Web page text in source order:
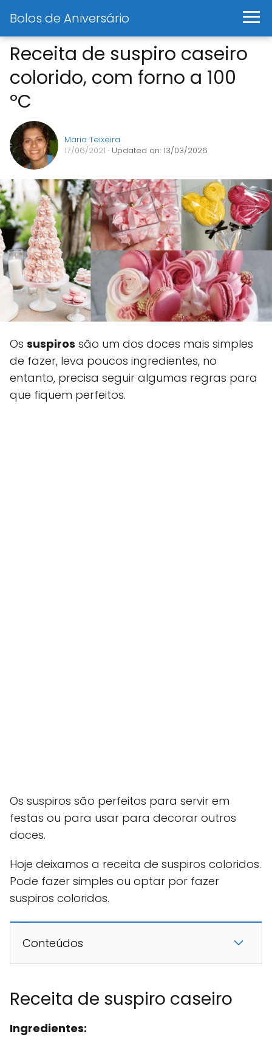
Bolos de Aniversário
Receita de suspiro caseiro
colorido, com forno a 100
ºC
Maria Teixeira
17/06/2021 · Updated on: 13/03/2026
Os suspiros são um dos doces mais simples
de fazer, leva poucos ingredientes, no
entanto, precisa seguir algumas regras para
que fiquem perfeitos.
Os suspiros são perfeitos para servir em
festas ou para usar para decorar outros
doces.
Hoje deixamos a receita de suspiros coloridos.
Pode fazer simples ou optar por fazer
suspiros coloridos.
Conteúdos
Receita de suspiro caseiro
Ingredientes: